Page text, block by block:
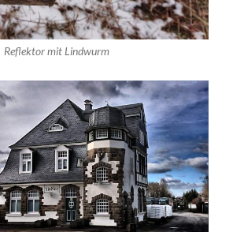
Reflektor mit Lindwurm